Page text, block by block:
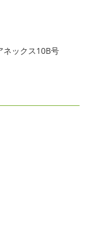
ネックス10B号